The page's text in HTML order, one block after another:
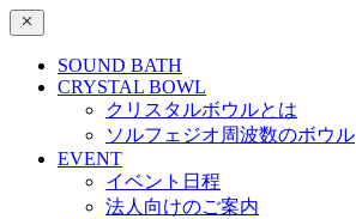
SOUND BATH
CRYSTAL BOWL
クリスタルボウルとは
ソルフェジオ周波数のボウル
EVENT
イベント日程
法人向けのご案内